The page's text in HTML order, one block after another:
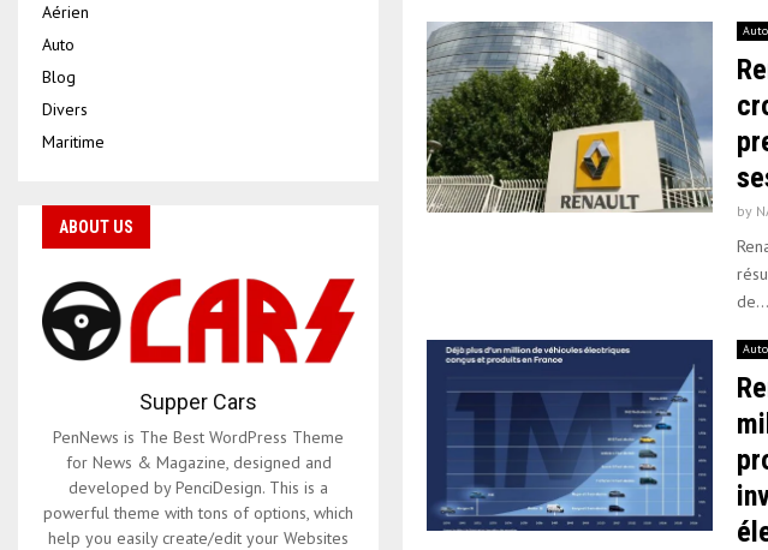
Auto
by
de...
Auto
Aérien
Auto
Blog
Divers
Maritime
ABOUT US
Supper Cars
PenNews is The Best WordPress Theme
for News & Magazine, designed and
developed by PenciDesign. This is a
powerful theme with tons of options, which
help you easily create/edit your Websites